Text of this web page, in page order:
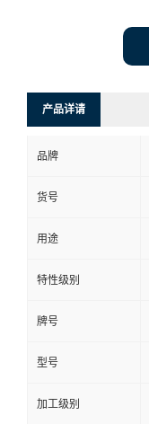
产品详请
品牌
货号
用途
特性级别
牌号
型号
加工级别